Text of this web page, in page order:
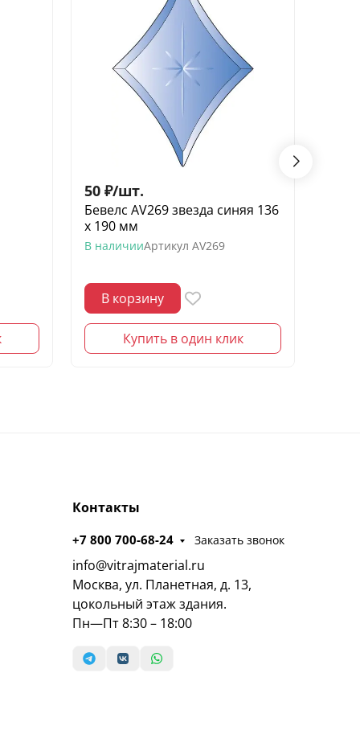
50 ₽/шт.
Бевелс AV269 звезда синяя 136
х 190 мм
В наличииАртикул AV269
В корзину
Купить в один клик
Контакты
+7 800 700-68-24 Заказать звонок
info@vitrajmaterial.ru
Москва, ул. Планетная, д. 13,
цокольный этаж здания.
Пн—Пт 8:30 – 18:00